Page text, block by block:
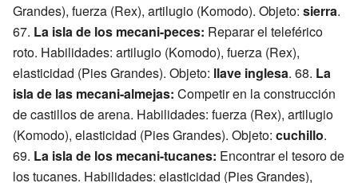
Grandes), fuerza (Rex), artilugio (Komodo). Objeto: sierra.
67. La isla de los mecani-peces: Reparar el teleférico
roto. Habilidades: artilugio (Komodo), fuerza (Rex),
elasticidad (Pies Grandes). Objeto: llave inglesa. 68. La
isla de las mecani-almejas: Competir en la construcción
de castillos de arena. Habilidades: fuerza (Rex), artilugio
(Komodo), elasticidad (Pies Grandes). Objeto: cuchillo.
69. La isla de los mecani-tucanes: Encontrar el tesoro de
los tucanes. Habilidades: elasticidad (Pies Grandes),